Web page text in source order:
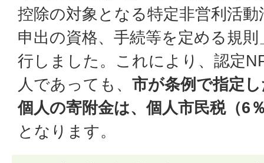
控除の対象となる特定非営利活
申出の資格、手続等を定める規
行しました。これにより、認定
人であっても、 市が条例で指定
個人の寄附金は、個人市民税（6
となります。